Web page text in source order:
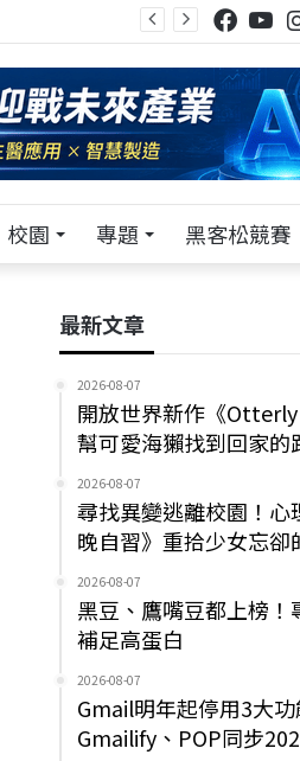
校園 專題 黑客松競賽
最新文章
2026-08-07
開放世界新作《
幫可愛海獺找到回家的
2026-08-07
尋找異變逃離校園！心
晚自習》重拾少女忘卻
2026-08-07
黑豆、鷹嘴豆都上榜
補足高蛋白
2026-08-07
Gmail明年起停用3大功
Gmailify、POP同步